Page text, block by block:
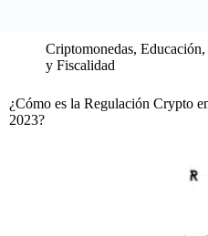
Criptomonedas, Educación,
y Fiscalidad
¿Cómo es la Regulación Crypto
2023?